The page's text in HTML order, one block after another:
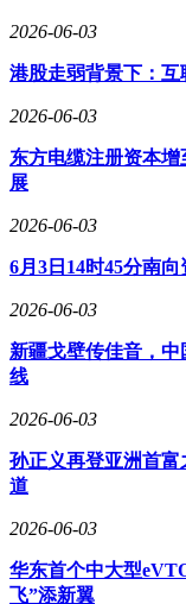
2026-06-03
港股走弱背景下：
2026-06-03
东方电缆注册资本
展
2026-06-03
6月3日14时45分南
2026-06-03
新疆戈壁传佳音，
线
2026-06-03
孙正义再登亚洲首
道
2026-06-03
华东首个中大型
飞”添新翼